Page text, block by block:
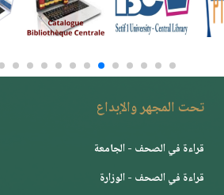
تحت المجهر والإبداع
قراءة في الصحف - الجامعة
قراءة في الصحف - الوزارة